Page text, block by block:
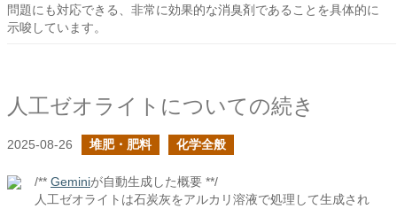
問題にも対応できる、非常に効果的な消臭剤であることを具体的に
示唆しています。
人工ゼオライトについての続き
2025-08-26 堆肥・肥料 化学全般
/** Geminiが自動生成した概要 **/
人工ゼオライトは石炭灰をアルカリ溶液で処理して生成され